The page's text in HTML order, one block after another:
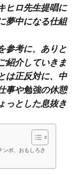
ヒロ先生提唱に
夢中になる仕組
参考に、ありと
紹介していきま
は正反対に、中
事や勉強の休憩
っとした息抜き
ンポ、おもしろさ